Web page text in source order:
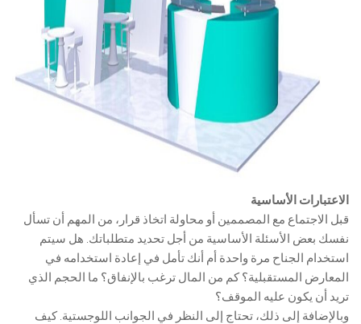
الاعتبارات الأساسية
قبل الاجتماع مع المصممين أو محاولة اتخاذ قرار، من المهم أن تسأل
نفسك بعض الأسئلة الأساسية من أجل تحديد متطلباتك. هل سيتم
استخدام الجناح مرة واحدة أم أنك تأمل في إعادة استخدامه في
المعارض المستقبلية؟ كم من المال ترغب بالإنفاق؟ ما الحجم الذي
تريد أن يكون عليه الموقف؟
وبالإضافة إلى ذلك، تحتاج إلى النظر في الجوانب اللوجستية. كيف